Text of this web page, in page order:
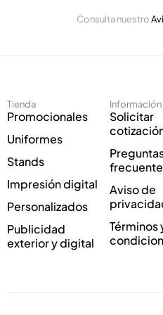
o
e
c
r
ó
i
c
C
o
e
c
n
i
c
o
*
Consulta nuestro
Tienda
Promocionales
Uniformes
Stands
Impresión digital
Personalizados
Publicidad
exterior y digital
Información
Solicitar
Aviso de
Términos